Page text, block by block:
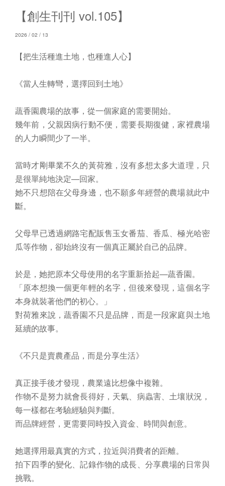
【創生刊刊 vol.105】
2026 / 02 / 13
【把生活種進土地，也種進人心】
《當人生轉彎，選擇回到土地》
蔬香園農場的故事，從一個家庭的需要開始。
幾年前，父親因病行動不便，需要長期復健，家裡農場
的人力瞬間少了一半。
當時才剛畢業不久的黃荷雅，沒有多想太多大道理，只
是很單純地決定—回家。
她不只想陪在父母身邊，也不願多年經營的農場就此中
斷。
父母早已透過網路宅配販售玉女番茄、香瓜、極光哈密
瓜等作物，卻始終沒有一個真正屬於自己的品牌。
於是，她把原本父母使用的名字重新拾起—蔬香園。
「原本想換一個更年輕的名字，但後來發現，這個名字
本身就裝著他們的初心。」
對荷雅來說，蔬香園不只是品牌，而是一段家庭與土地
延續的故事。
《不只是賣農產品，而是分享生活》
真正接手後才發現，農業遠比想像中複雜。
作物不是努力就會長得好，天氣、病蟲害、土壤狀況，
每一樣都在考驗經驗與判斷。
而品牌經營，更需要同時投入資金、時間與創意。
她選擇用最真實的方式，拉近與消費者的距離。
拍下四季的變化、記錄作物的成長、分享農場的日常與
挑戰。